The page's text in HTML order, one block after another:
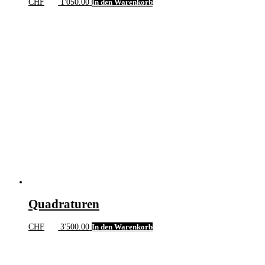
CHF 1'050.00 In den Warenkorb
Quadraturen
CHF 3'500.00 In den Warenkorb